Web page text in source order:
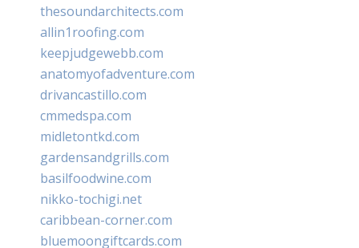
thesoundarchitects.com
allin1roofing.com
keepjudgewebb.com
anatomyofadventure.com
drivancastillo.com
cmmedspa.com
midletontkd.com
gardensandgrills.com
basilfoodwine.com
nikko-tochigi.net
caribbean-corner.com
bluemoongiftcards.com